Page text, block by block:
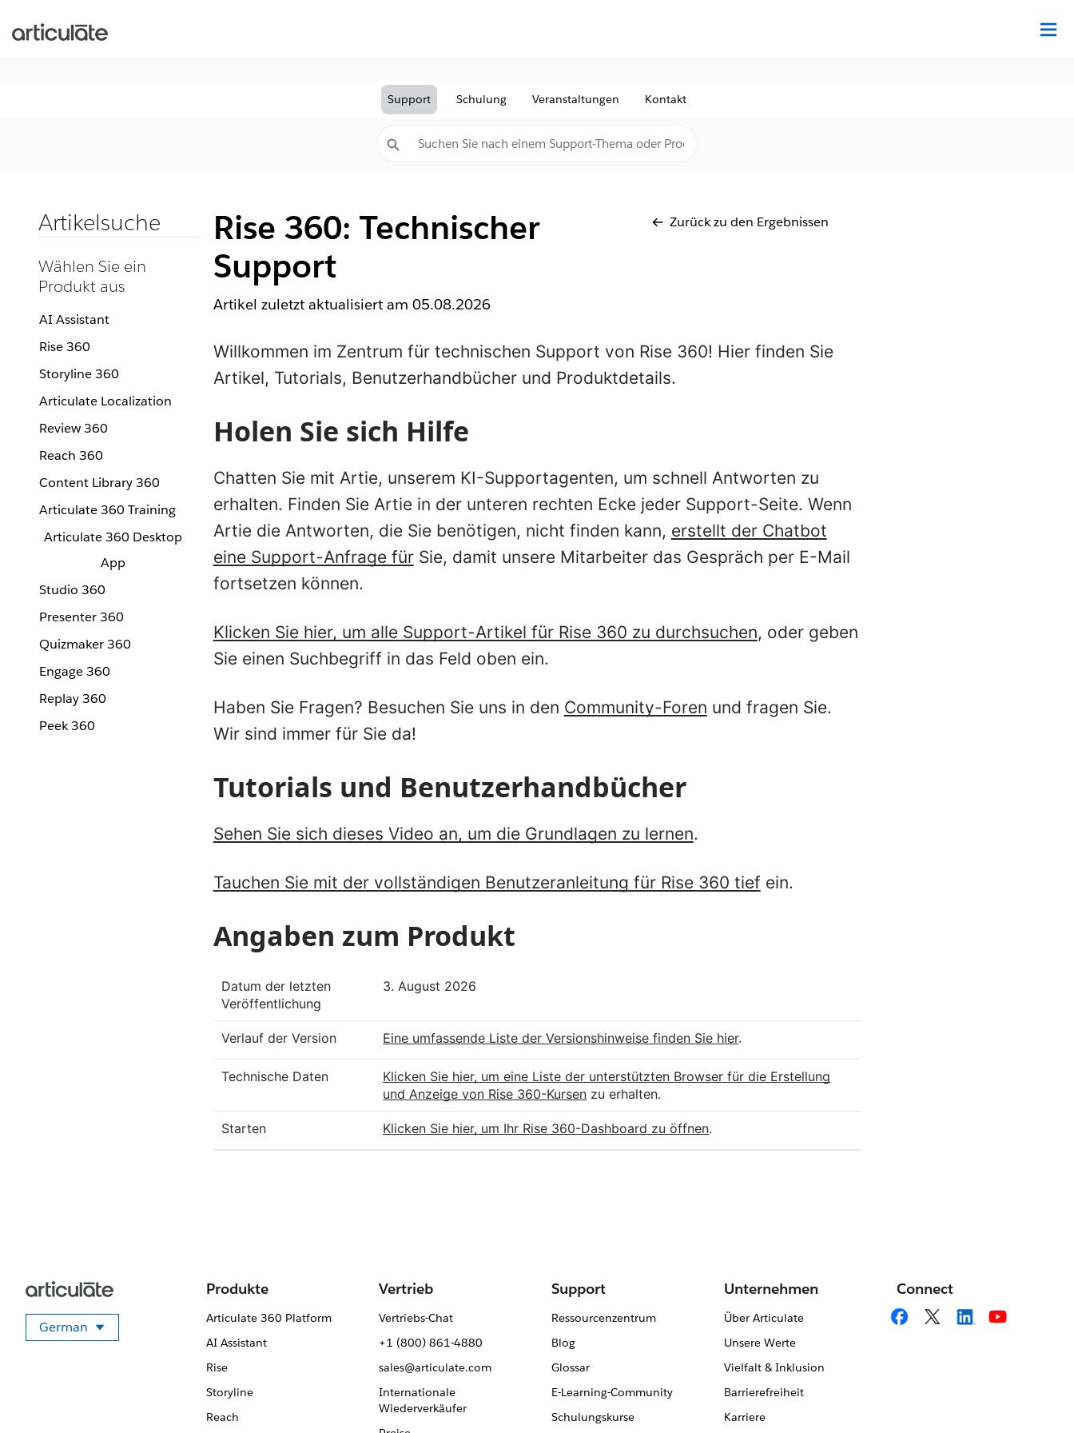
Support Schulung Veranstaltungen Kontakt
Artikelsuche
Wählen Sie ein
Produkt aus
AI Assistant
Rise 360
Storyline 360
Articulate Localization
Review 360
Reach 360
Content Library 360
Articulate 360 Training
Articulate 360 Desktop
App
Studio 360
Presenter 360
Quizmaker 360
Engage 360
Replay 360
Peek 360
Rise 360: Technischer
Support
Zurück zu den Ergebnissen
Artikel zuletzt aktualisiert am 05.08.2026
Willkommen im Zentrum für technischen Support von Rise 360! Hier finden Sie
Artikel, Tutorials, Benutzerhandbücher und Produktdetails.
Holen Sie sich Hilfe
Chatten Sie mit Artie, unserem KI-Supportagenten, um schnell Antworten zu
erhalten. Finden Sie Artie in der unteren rechten Ecke jeder Support-Seite. Wenn
Artie die Antworten, die Sie benötigen, nicht finden kann, erstellt der Chatbot
eine Support-Anfrage fürSie, damit unsere Mitarbeiter das Gespräch per E-Mail
fortsetzen können.
Klicken Sie hier, um alle Support-Artikel für Rise 360 zu durchsuchen, oder geben
Sie einen Suchbegriff in das Feld oben ein.
Haben Sie Fragen? Besuchen Sie uns in den Community-Foren und fragen Sie.
Wir sind immer für Sie da!
Tutorials und Benutzerhandbücher
Sehen Sie sich dieses Video an, um die Grundlagen zu lernen.
Tauchen Sie mit der vollständigen Benutzeranleitung für Rise 360 tiefein.
Angaben zum Produkt
Datum der letzten
Veröffentlichung
3. August 2026
Verlauf der Version Eine umfassende Liste der Versionshinweise finden Sie hier.
Technische Daten
Klicken Sie hier, um eine Liste der unterstützten Browser für die Erstellung
und Anzeige von Rise 360-Kursen zu erhalten.
Starten Klicken Sie hier, um Ihr Rise 360-Dashboard zu öffnen.
German
Sprache auswählen
Produkte
Articulate 360 Platform
AI Assistant
Rise
Storyline
Reach
Vertrieb
Vertriebs-Chat
+1 (800) 861-4880
sales@articulate.com
Internationale
Wiederverkäufer
Support
Ressourcenzentrum
Blog
Glossar
E-Learning-Community
Schulungskurse
Unternehmen
Über Articulate
Unsere Werte
Vielfalt & Inklusion
Barrierefreiheit
Karriere
Connect